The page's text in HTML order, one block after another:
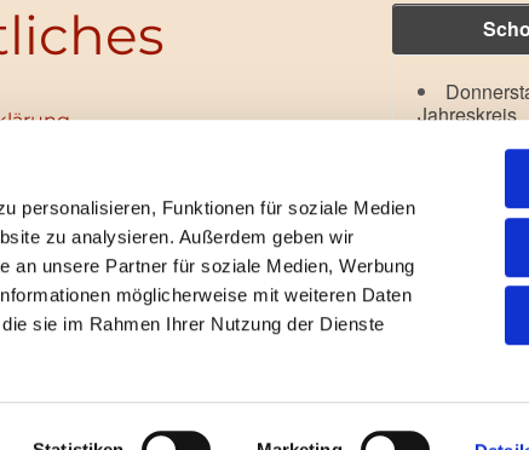
personalisieren, Funktionen für soziale Medien
zu analysieren. Außerdem geben wir
an unsere Partner für soziale Medien, Werbung
möglicherweise mit weiteren Daten
sie im Rahmen Ihrer Nutzung der Dienste
Jahreskreis
ChurchDesk-Login